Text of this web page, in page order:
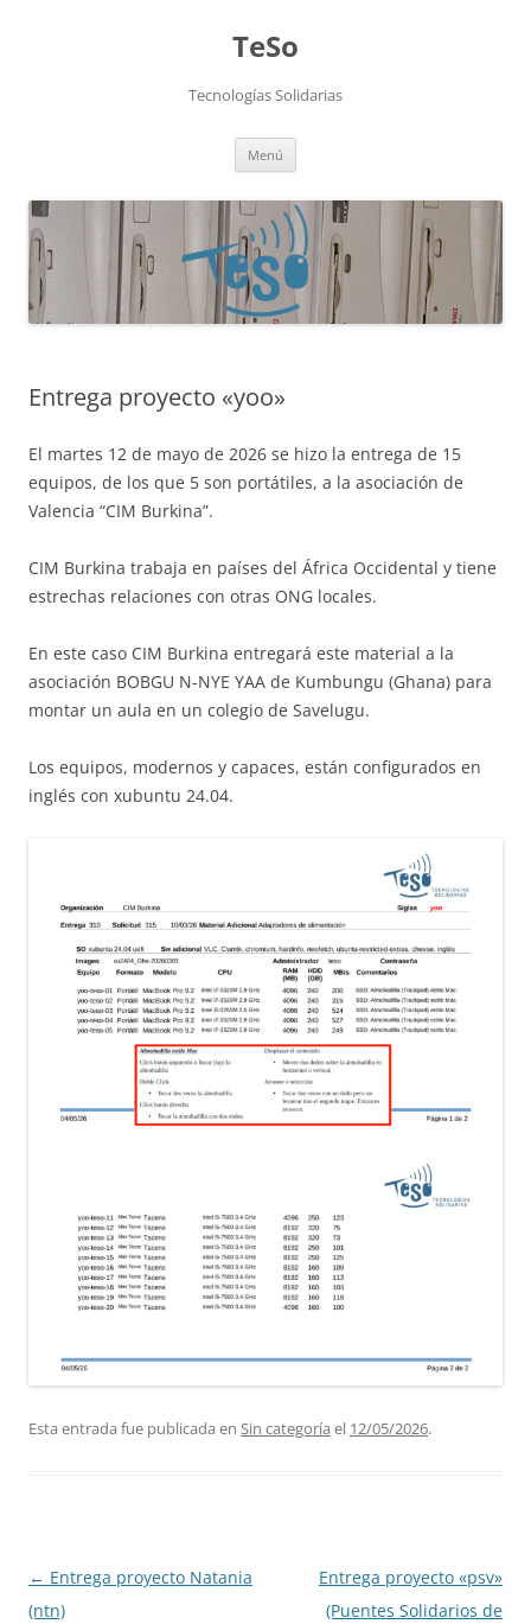
TeSo
Tecnologías Solidarias
Menú
Entrega proyecto «yoo»
El martes 12 de mayo de 2026 se hizo la entrega de 15
equipos, de los que 5 son portátiles, a la asociación de
Valencia “CIM Burkina”.
CIM Burkina trabaja en países del África Occidental y tiene
estrechas relaciones con otras ONG locales.
En este caso CIM Burkina entregará este material a la
asociación BOBGU N-NYE YAA de Kumbungu (Ghana) para
montar un aula en un colegio de Savelugu.
Los equipos, modernos y capaces, están configurados en
inglés con xubuntu 24.04.
Esta entrada fue publicada en Sin categoría el 12/05/2026.
Navegación
de
← Entrega proyecto Natania
(ntn)
Entrega proyecto «psv»
(Puentes Solidarios de